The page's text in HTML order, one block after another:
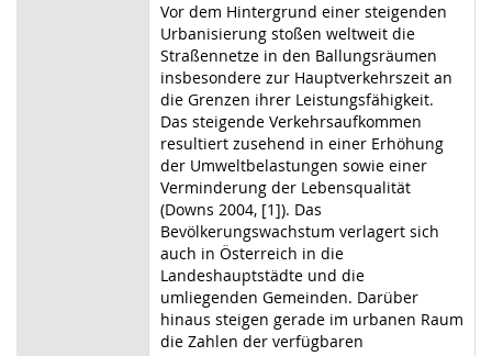
Vor dem Hintergrund einer steigenden
Urbanisierung stoßen weltweit die
Straßennetze in den Ballungsräumen
insbesondere zur Hauptverkehrszeit an
die Grenzen ihrer Leistungsfähigkeit.
Das steigende Verkehrsaufkommen
resultiert zusehend in einer Erhöhung
der Umweltbelastungen sowie einer
Verminderung der Lebensqualität
(Downs 2004, [1]). Das
Bevölkerungswachstum verlagert sich
auch in Österreich in die
Landeshauptstädte und die
umliegenden Gemeinden. Darüber
hinaus steigen gerade im urbanen Raum
die Zahlen der verfügbaren